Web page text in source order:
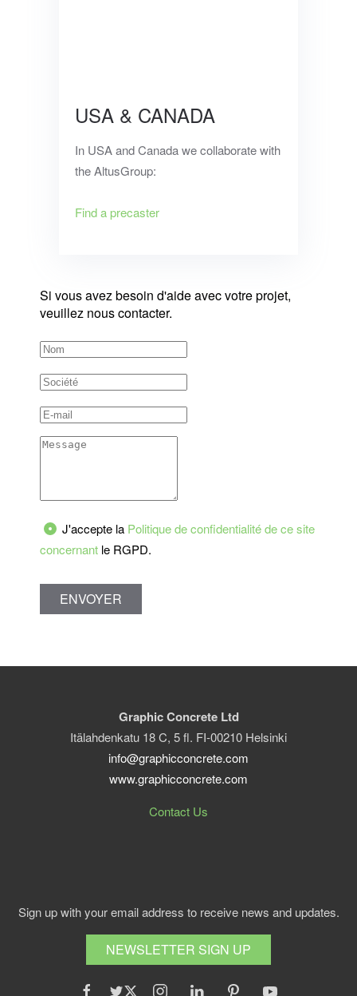
USA & CANADA
In USA and Canada we collaborate with
the AltusGroup:
Find a precaster
Si vous avez besoin d'aide avec votre projet,
veuillez nous contacter.
J'accepte la Politique de confidentialité de ce site
concernant le RGPD.
ENVOYER
Graphic Concrete Ltd
Itälahdenkatu 18 C, 5 fl. FI-00210 Helsinki
info@graphicconcrete.com
www.graphicconcrete.com
Contact Us
Sign up with your email address to receive news and updates.
NEWSLETTER SIGN UP